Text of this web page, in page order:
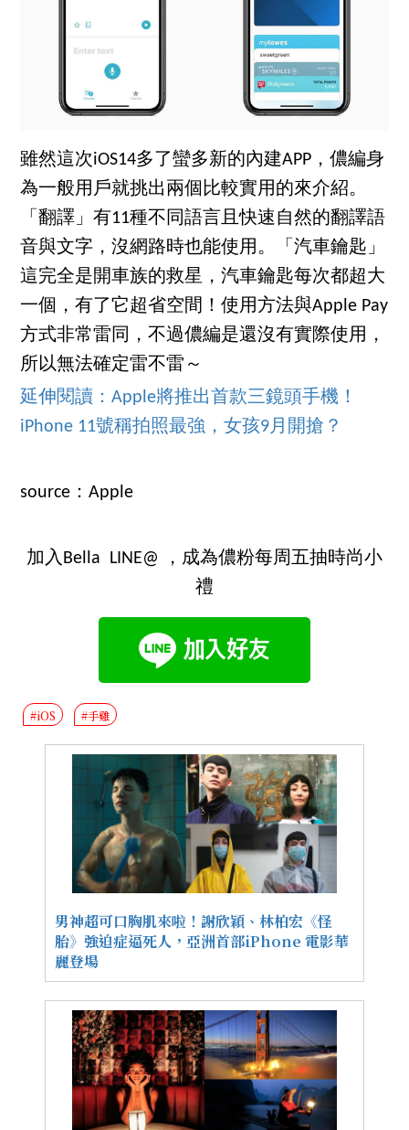
雖然這次iOS14多了蠻多新的內建APP，儂編身
為一般用戶就挑出兩個比較實用的來介紹。
「翻譯」有11種不同語言且快速自然的翻譯語
音與文字，沒網路時也能使用。「汽車鑰匙」
這完全是開車族的救星，汽車鑰匙每次都超大
一個，有了它超省空間！使用方法與Apple Pay
方式非常雷同，不過儂編是還沒有實際使用，
所以無法確定雷不雷～
延伸閱讀：Apple將推出首款三鏡頭手機！
iPhone 11號稱拍照最強，女孩9月開搶？
source：Apple
加入Bella LINE@ ，成為儂粉每周五抽時尚小
禮
#iOS #手雞
男神超可口胸肌來啦！謝欣穎、林柏宏《怪
胎》強迫症逼死人，亞洲首部iPhone 電影華
麗登場